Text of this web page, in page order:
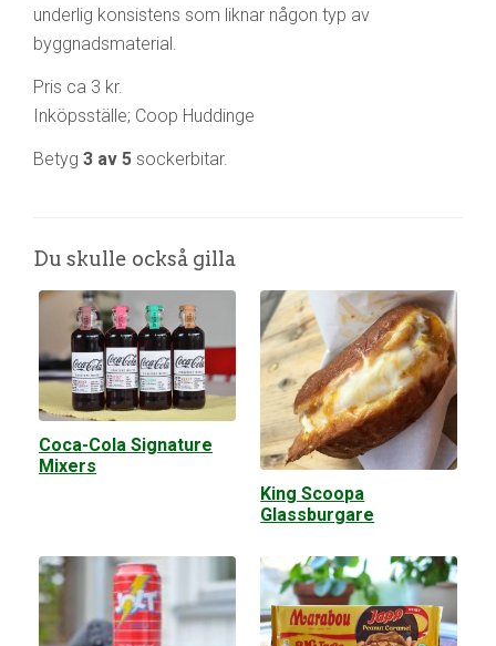
underlig konsistens som liknar någon typ av
byggnadsmaterial.
Pris ca 3 kr.
Inköpsställe; Coop Huddinge
Betyg 3 av 5 sockerbitar.
Du skulle också gilla
Coca-Cola Signature
Mixers
King Scoopa
Glassburgare